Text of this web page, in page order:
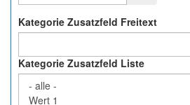
Kategorie Zusatzfeld Freitext
Kategorie Zusatzfeld Liste